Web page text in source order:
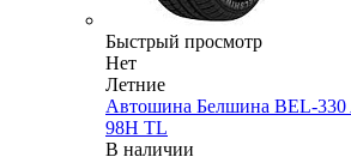
Быстрый просмотр
Нет
Летние
Автошина Белшина BEL-330
98H TL
В наличии